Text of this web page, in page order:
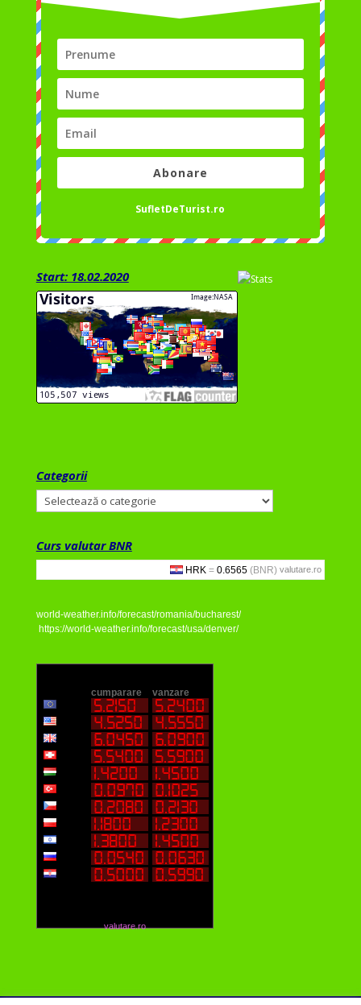
Abonare
SufletDeTurist.ro
Start: 18.02.2020
Categorii
Categorii
Curs valutar BNR
valutare.ro
world-weather.info/forecast/romania/bucharest/
https://world-weather.info/forecast/usa/denver/
valutare.ro